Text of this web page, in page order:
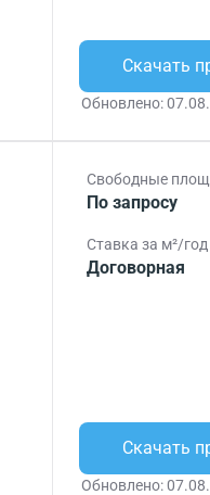
Скачать
Обновлено:
Свободные
По запросу
Ставка за м²/год
Договорная
Скачать
Обновлено: